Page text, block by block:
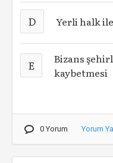
D Yerli halk
E
Bizans
kaybetmesi
0 Yorum Yorum